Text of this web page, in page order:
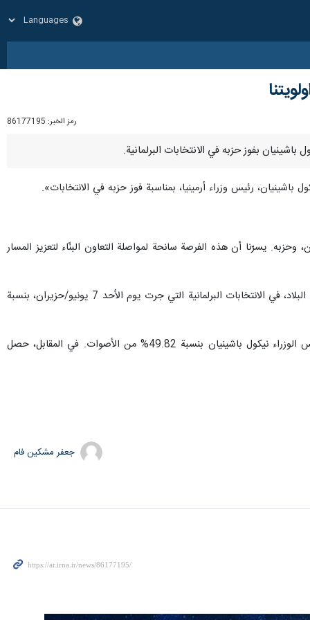
رمز الخبر: 86177195
وحزبه. يسرّنا أن هذه الفرصة سانحة لمواصلة التعاون البنّاء لتعزيز المسار
وقد أدلى نحو 1.47 مليون ناخب، من أصل 2.5 مليون ناخب مسجل، بأصواتهم في 2050 مركز اقتراع في جميع أنحاء البلاد، في الانتخابات البرلمانية التي جرت يوم الأحد 7 يونيو/حزيران، بنسبة
وبحسب النتائج الأولية التي نشرتها اللجنة المركزية للانتخابات في أرمينيا، فقد فاز حزب "التحالف المدني" بقيادة رئيس الوزراء نيكول باشينيان بنسبة 49.82% من الأصوات. في المقابل، حصل
جعفر مشکین فام